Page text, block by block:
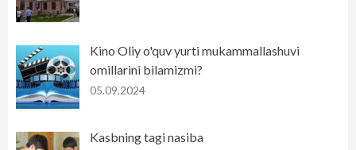
Kino Oliy o'quv yurti mukammallashuvi
omillarini bilamizmi?
05.09.2024
Kasbning tagi nasiba